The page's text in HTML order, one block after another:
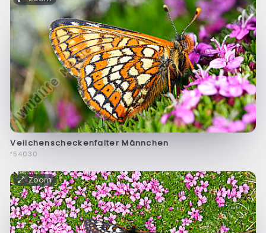
Veilchenscheckenfalter Männchen
f54030
Zoom